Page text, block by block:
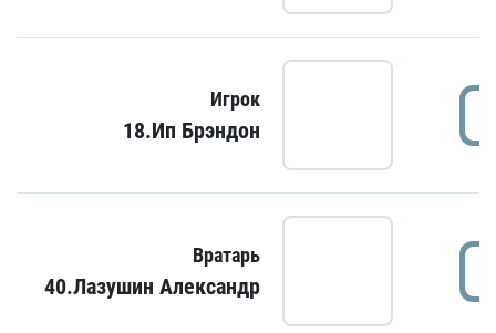
Игрок
18.Ип Брэндон
Вратарь
40.Лазушин Александр